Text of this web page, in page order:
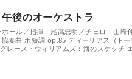
後のオーケストラ
ール／指揮：尾高忠明／チェロ：山崎
奏曲 ホ短調 op.85 ディーリアス（トー
レース・ウィリアムズ：海のスケッチ